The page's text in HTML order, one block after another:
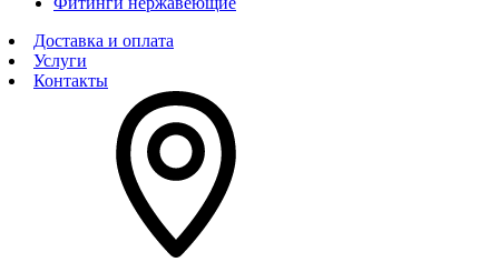
Доставка и оплата
Услуги
Контакты